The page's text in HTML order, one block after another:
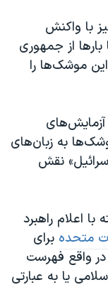
با واکنش
از جمهوری
موشک‌ها را
به زبان‌های
نقش
اعلام راهبرد
برای
در واقع فهرست
یا به عبارتی